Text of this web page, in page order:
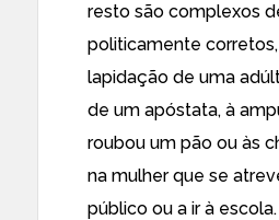
resto são complexos
politicamente
lapidação de uma
de um apóstata, à
roubou um pão ou às
na mulher que se
público ou a ir à escola.